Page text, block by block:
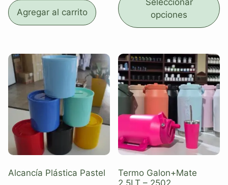
Agregar al carrito
opciones
Alcancía Plástica Pastel
Termo Galon+Mate